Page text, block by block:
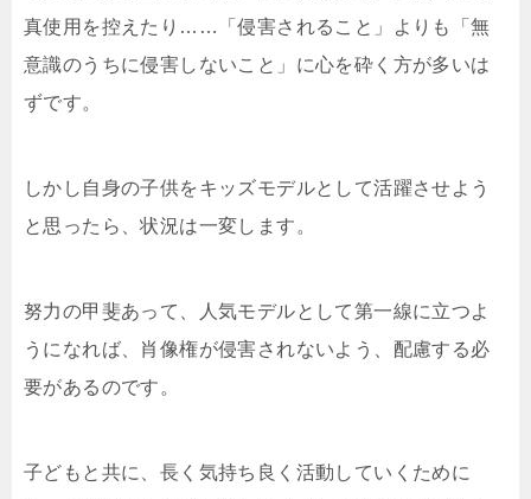
真使用を控えたり……「侵害されること」よりも「無
意識のうちに侵害しないこと」に心を砕く方が多いは
ずです。
しかし自身の子供をキッズモデルとして活躍させよう
と思ったら、状況は一変します。
努力の甲斐あって、人気モデルとして第一線に立つよ
うになれば、肖像権が侵害されないよう、配慮する必
要があるのです。
子どもと共に、長く気持ち良く活動していくために